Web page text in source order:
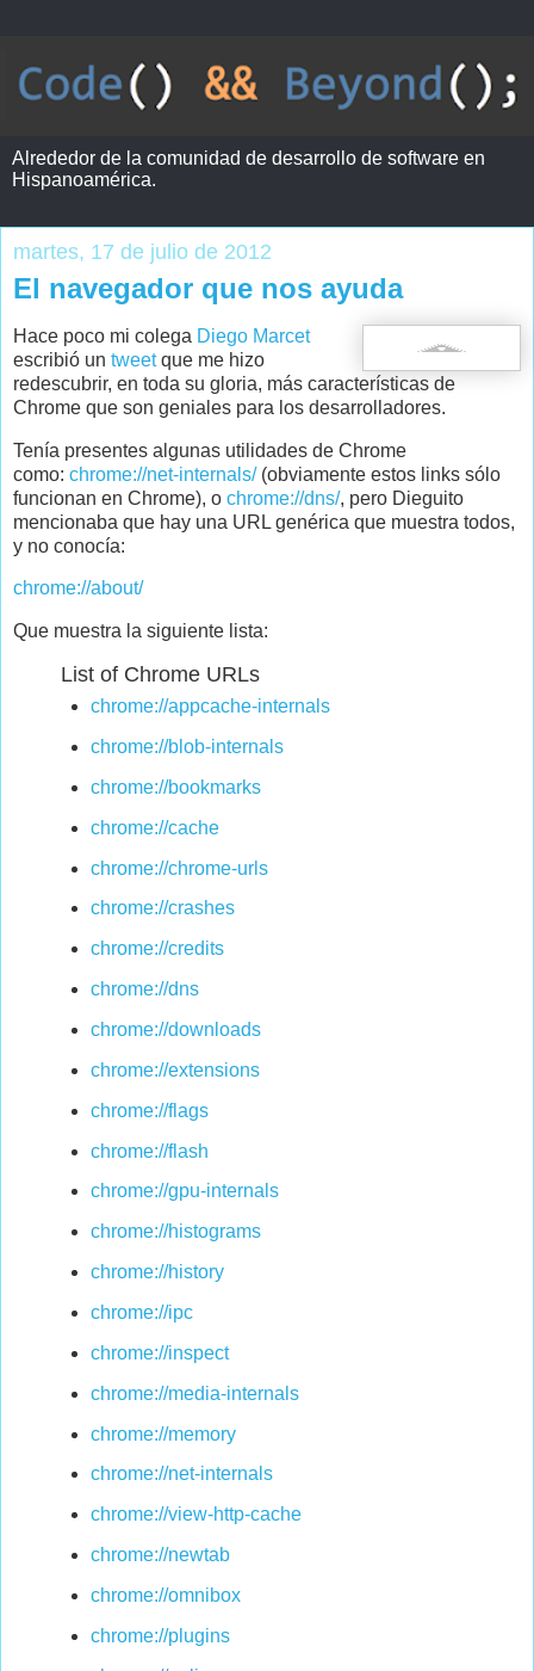
Alrededor de la comunidad de desarrollo de software en
Hispanoamérica.
martes, 17 de julio de 2012
El navegador que nos ayuda
Hace poco mi colega Diego Marcet
escribió un tweetque me hizo
redescubrir, en toda su gloria, más características de
Chrome que son geniales para los desarrolladores.
Tenía presentes algunas utilidades de Chrome
como: chrome://net-internals/(obviamente estos links sólo
funcionan en Chrome), o chrome://dns/, pero Dieguito
mencionaba que hay una URL genérica que muestra todos,
y no conocía:
chrome://about/
Que muestra la siguiente lista:
List of Chrome URLs
chrome://appcache-internals
chrome://blob-internals
chrome://bookmarks
chrome://cache
chrome://chrome-urls
chrome://crashes
chrome://credits
chrome://dns
chrome://downloads
chrome://extensions
chrome://flags
chrome://flash
chrome://gpu-internals
chrome://histograms
chrome://history
chrome://ipc
chrome://inspect
chrome://media-internals
chrome://memory
chrome://net-internals
chrome://view-http-cache
chrome://newtab
chrome://omnibox
chrome://plugins